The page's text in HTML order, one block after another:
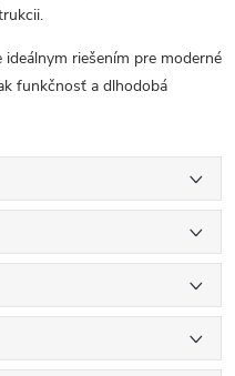
riešením pre moderné
funkčnosť a dlhodobá